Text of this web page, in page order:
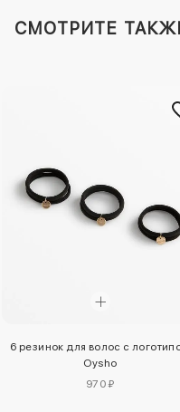
СМОТРИТЕ
6 резинок для волос с
Oysho
970 ₽